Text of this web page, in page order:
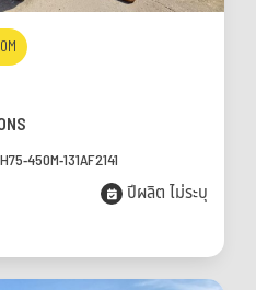
450M-131AF2141
ปีผลิต ไม่ระบุ